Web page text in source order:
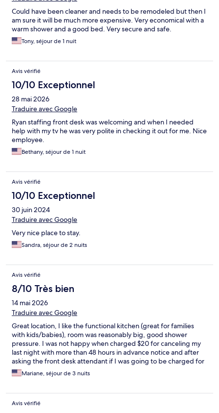
Could have been cleaner and needs to be remodeled but then I
am sure it will be much more expensive. Very economical with a
warm shower and a good bed. Very secure and safe.
Tony, séjour de 1 nuit
Avis vérifié
10/10 Exceptionnel
28 mai 2026
Traduire avec Google
Ryan staffing front desk was welcoming and when I needed
help with my tv he was very polite in checking it out for me. Nice
employee.
Bethany, séjour de 1 nuit
Avis vérifié
10/10 Exceptionnel
30 juin 2024
Traduire avec Google
Very nice place to stay.
Sandra, séjour de 2 nuits
Avis vérifié
8/10 Très bien
14 mai 2026
Traduire avec Google
Great location, I like the functional kitchen (great for families
with kids/babies), room was reasonably big, good shower
pressure. I was not happy when charged $20 for canceling my
last night with more than 48 hours in advance notice and after
asking the front desk attendant if I was going to be charged for
it and he said no :( Oh well. Plenty of parking spots.
Mariane, séjour de 3 nuits
Avis vérifié